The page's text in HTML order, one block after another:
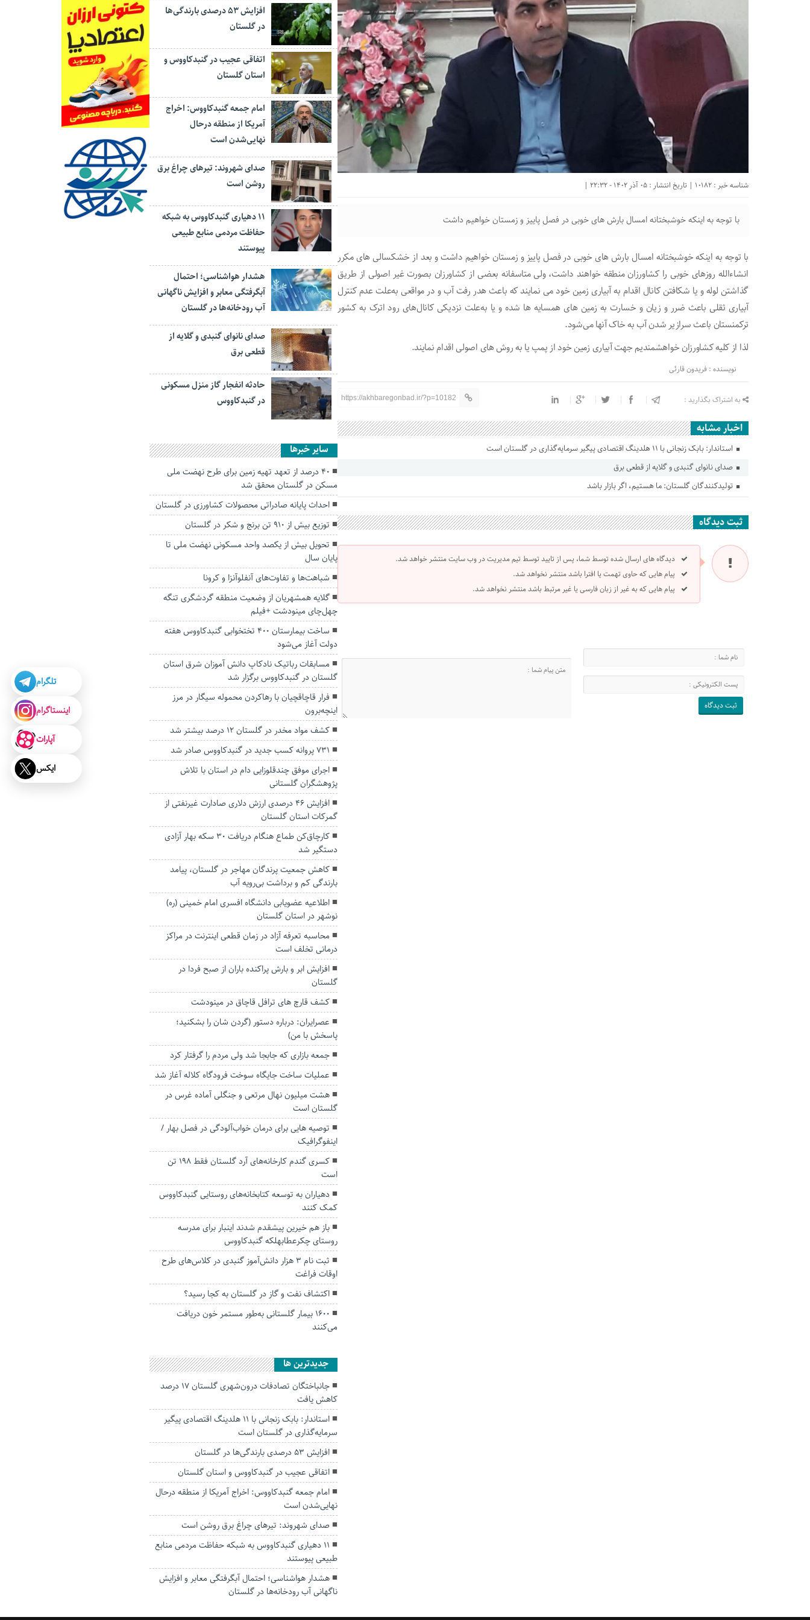
شناسه خبر : 10182 | تاریخ انتشار : 05 آذر 1402 - 22:32 |
با توجه به اینکه خوشبختانه امسال بارش های خوبی در فصل پاییز و زمستان خواهیم داشت
با توجه به اینکه خوشبختانه امسال بارش های خوبی در فصل پاییز و زمستان خواهیم داشت و بعد از خشکسالی های مکرر
انشاءالله روزهای خوبی را کشاورزان منطقه خواهند داشت، ولی متاسفانه بعضی از کشاورزان بصورت غیر اصولی از طریق
گذاشتن لوله و یا شکافتن کانال اقدام به آبیاری زمین خود می نمایند که باعث هدر رفت آب و در مواقعی به‌علت عدم کنترل
آبیاری ثقلی باعث ضرر و زیان و خسارت به زمین های همسایه ها شده و یا به‌علت نزدیکی کانال‌های رود اترک به کشور
ترکمنستان باعث سرازیر شدن آب به خاک آنها می‌شود.
لذا از کلیه کشاورزان خواهشمندیم جهت آبیاری زمین خود از پمپ یا به روش های اصولی اقدام نمایند.
نویسنده : فریدون قارئی
به اشتراک بگذارید : https://akhbaregonbad.ir/?p=10182
اخبار مشابه
استاندار: بابک زنجانی با ۱۱ هلدینگ اقتصادی پیگیر سرمایه‌گذاری در گلستان است
صدای نانوای گنبدی و گلایه از قطعی برق
تولیدکنندگان گلستان: ما هستیم، اگر بازار باشد
ثبت دیدگاه
دیدگاه های ارسال شده توسط شما، پس از تایید توسط تیم مدیریت در وب سایت منتشر خواهد شد.
پیام هایی که حاوی تهمت یا افترا باشد منتشر نخواهد شد.
پیام هایی که به غیر از زبان فارسی یا غیر مرتبط باشد منتشر نخواهد شد.
افزایش ۵۳ درصدی بارندگی‌ها
در گلستان
اتفاقی عجیب در‌ گنبدکاووس و
استان گلستان
امام جمعه گنبدکاووس: اخراج
آمریکا از منطقه درحال
نهایی‌شدن است
صدای شهروند: تیرهای چراغ برق
روشن است
۱۱ دهیاری گنبدکاووس به شبکه
حفاظت مردمی منابع طبیعی
پیوستند
هشدار هواشناسی؛ احتمال
آبگرفتگی معابر و افزایش ناگهانی
آب رودخانه‌ها در گلستان
صدای نانوای گنبدی و گلایه از
قطعی برق
حادثه انفجار گاز منزل مسکونی
در گنبدکاووس
سایر خبرها
۴۰ درصد از تعهد تهیه زمین برای طرح نهضت ملی
مسکن در گلستان محقق شد
احداث پایانه صادراتی محصولات کشاورزی در گلستان
توزیع بیش از ۹۱۰ تن برنج و شکر در گلستان
تحویل بیش از یکصد واحد مسکونی نهضت ملی تا
پایان سال
شباهت‌ها و تفاوت‌های آنفلوآنزا و کرونا
گلایه همشهریان از وضعیت منطقه گردشگری تنگه
چهل‌چای مینودشت +فیلم
ساخت بیمارستان ۴۰۰ تختخوابی گنبدکاووس هفته
دولت آغاز می‌شود
مسابقات رباتیک نادکاپ دانش آموزان شرق استان
گلستان در گنبدکاووس برگزار شد
فرار قاچاقچیان با رهاکردن محموله سیگار در مرز
اینچه‌برون
کشف مواد مخدر در گلستان ۱۲ درصد بیشتر شد
۷۳۱ پروانه کسب جدید در گنبدکاووس صادر شد
اجرای موفق چندقلوزایی دام در استان با تلاش
پژوهشگران گلستانی
افزایش ۴۶ درصدی ارزش دلاری صادارت غیرنفتی از
گمرکات استان گلستان
کارچاق‌کن طماع هنگام دریافت ۳۰ سکه بهار آزادی
دستگیر شد
کاهش جمعیت پرندگان مهاجر در گلستان، پیامد
بارندگی‌ کم و برداشت بی‌رویه آب
اطلاعیه عضویابی دانشگاه افسری امام خمینی (ره)
نوشهر در استان گلستان
محاسبه تعرفه آزاد در زمان قطعی اینترنت در مراکز
درمانی تخلف است
افزایش ابر و بارش پراکنده باران از صبح فردا در
گلستان
کشف قارچ های ترافل قاچاق در مینودشت
عصرایران: درباره دستور (گردن شان را بشکنید؛
پاسخش با من)
جمعه بازاری که جابجا شد ولی مردم را گرفتار کرد
عملیات ساخت جایگاه سوخت فرودگاه کلاله آغاز شد
هشت میلیون نهال مرتعی و جنگلی آماده غرس در
گلستان است
توصیه هایی برای درمان خواب‌آلودگی در فصل بهار /
اینفوگرافیک
کسری گندم کارخانه‌های آرد گلستان فقط ۱۹۸ تن
است
دهیاران به توسعه کتابخانه‌های روستایی گنبدکاووس
کمک کنند
باز هم خیرین پیشقدم شدند اینبار برای مدرسه
روستای چکرعطابهلکه گنبدکاووس
ثبت نام ۳ هزار دانش‌آموز گنبدی در کلاس‌های طرح
اوقات فراغت
اکتشاف نفت و گاز در گلستان به کجا رسید؟
۱۶۰۰ بیمار گلستانی به‌طور مستمر خون دریافت
می‌کنند
جديدترين ها
جانباختگان تصادفات درون‌شهری گلستان ۱۷ درصد
کاهش یافت
استاندار: بابک زنجانی با ۱۱ هلدینگ اقتصادی پیگیر
سرمایه‌گذاری در گلستان است
افزایش ۵۳ درصدی بارندگی‌ها در گلستان
اتفاقی عجیب در‌ گنبدکاووس و استان گلستان
امام جمعه گنبدکاووس: اخراج آمریکا از منطقه درحال
نهایی‌شدن است
صدای شهروند: تیرهای چراغ برق روشن است
۱۱ دهیاری گنبدکاووس به شبکه حفاظت مردمی منابع
طبیعی پیوستند
هشدار هواشناسی؛ احتمال آبگرفتگی معابر و افزایش
ناگهانی آب رودخانه‌ها در گلستان
تلگرام
اینستاگرام
آپارات
ایکس